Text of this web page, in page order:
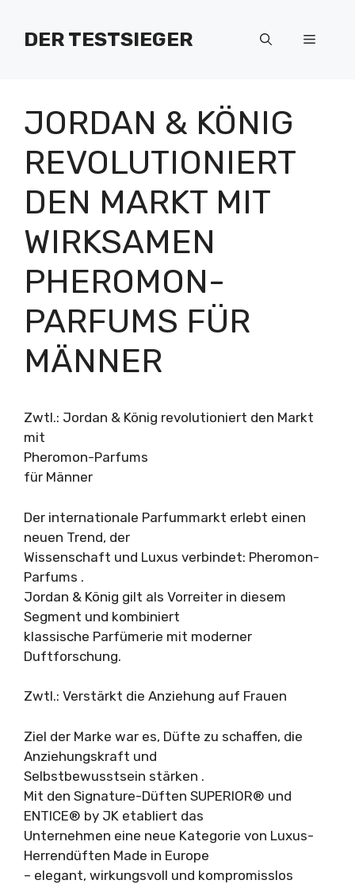
Inhalt
springenDER TESTSIEGER Menü
JORDAN & KÖNIG
REVOLUTIONIERT
DEN MARKT MIT
WIRKSAMEN
PHEROMON-
PARFUMS FÜR
MÄNNER
Zwtl.: Jordan & König revolutioniert den Markt
mit
Pheromon-Parfums
für Männer
Der internationale Parfummarkt erlebt einen
neuen Trend, der
Wissenschaft und Luxus verbindet: Pheromon-
Parfums .
Jordan & König gilt als Vorreiter in diesem
Segment und kombiniert
klassische Parfümerie mit moderner
Duftforschung.
Zwtl.: Verstärkt die Anziehung auf Frauen
Ziel der Marke war es, Düfte zu schaffen, die
Anziehungskraft und
Selbstbewusstsein stärken .
Mit den Signature-Düften SUPERIOR® und
ENTICE® by JK etabliert das
Unternehmen eine neue Kategorie von Luxus-
Herrendüften Made in Europe
– elegant, wirkungsvoll und kompromisslos